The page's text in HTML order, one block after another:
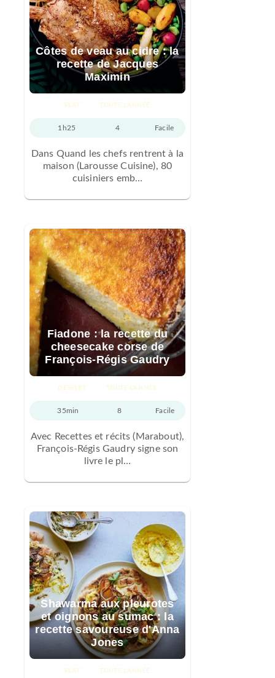
Côtes de veau au cidre : la
recette de Jacques
Maximin
PLAT TOUTE L'ANNÉE
1h25 4 Facile
Dans Quand les chefs rentrent à la
maison (Larousse Cuisine), 80
cuisiniers emb…
Fiadone : la recette du
cheesecake corse de
François-Régis Gaudry
DESSERT TOUTE L'ANNÉE
35min 8 Facile
Avec Recettes et récits (Marabout),
François-Régis Gaudry signe son
livre le pl…
Shawarma aux pleurotes
et oignons au sumac : la
recette savoureuse d'Anna
Jones
PLAT TOUTE L'ANNÉE